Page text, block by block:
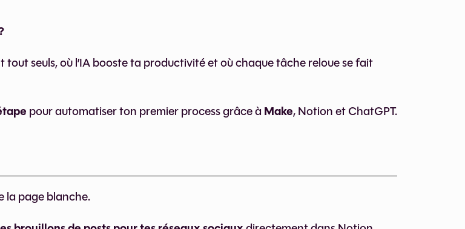
seuls, où l’IA booste ta productivité et où chaque tâche reloue se fait
pour automatiser ton premier process grâce à Make, Notion et ChatGPT.
la page blanche.